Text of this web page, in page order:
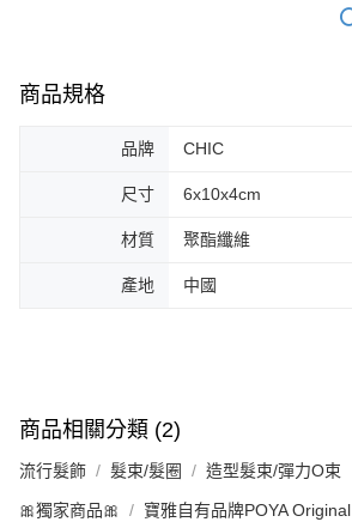
商品規格
品牌 CHIC
尺寸 6x10x4cm
材質 聚酯纖維
產地 中國
商品相關分類 (2)
流行髮飾 髮束/髮圈 造型髮束/彈力O束
🎀獨家商品🎀 寶雅自有品牌POYA Original